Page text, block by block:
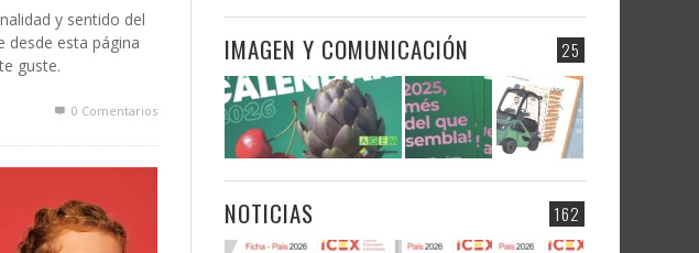
y sentido del
desde esta página
guste.
0 Comentarios
25
IMAGEN Y COMUNICACIÓN
162
NOTICIAS